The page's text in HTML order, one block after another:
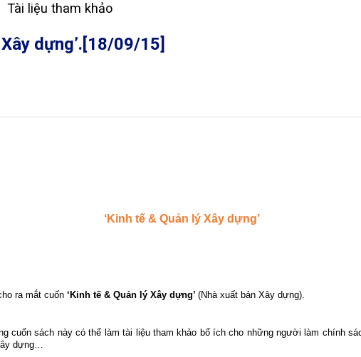
Tài liệu tham khảo
dựng’.[18/09/15]
‘Kinh tế & Quản lý Xây dựng’
ra mắt cuốn ‘Kinh tế & Quản lý Xây dựng’ (Nhà xuất bản Xây dựng).
cuốn sách này có thể làm tài liệu tham khảo bổ ích cho những người làm chính
dựng…